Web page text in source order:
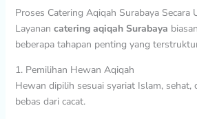
Proses Catering Aqiqah Surabaya Secara
Layanan catering aqiqah Surabaya
beberapa tahapan penting yang
1. Pemilihan Hewan Aqiqah
Hewan dipilih sesuai syariat Islam, sehat,
bebas dari cacat.